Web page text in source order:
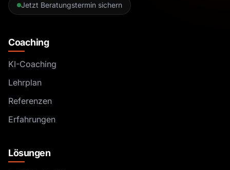
Jetzt Beratungstermin sichern
Coaching
KI-Coaching
Lehrplan
Referenzen
Erfahrungen
Lösungen